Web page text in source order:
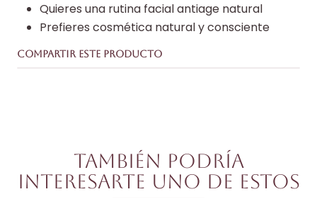
Quieres una rutina facial antiage natural
Prefieres cosmética natural y consciente
COMPARTIR ESTE PRODUCTO
También podría
interesarte uno de estos